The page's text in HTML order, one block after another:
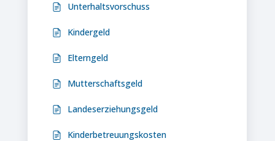
Unterhaltsvorschuss
Kindergeld
Elterngeld
Mutterschaftsgeld
Landeserziehungsgeld
Kinderbetreuungskosten